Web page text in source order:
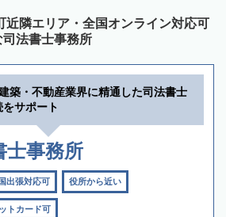
近隣エリア・全国オンライン対応可
法書士事務所
築・不動産業界に精通した司法書士
サポート
士事務所
出張対応可 役所から近い
トカード可